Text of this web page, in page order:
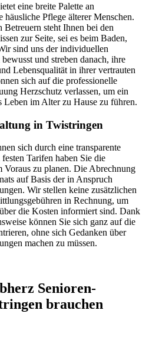
eine breite Palette an
häusliche Pflege älterer Menschen.
Betreuern steht Ihnen bei den
zur Seite, sei es beim Baden,
sind uns der individuellen
und streben danach, ihre
Lebensqualität in ihrer vertrauten
sich auf die professionelle
Herzschutz verlassen, um ein
Leben im Alter zu Hause zu führen.
in Twistringen
sich durch eine transparente
Tarifen haben Sie die
zu planen. Die Abrechnung
auf Basis der in Anspruch
Wir stellen keine zusätzlichen
in Rechnung, um
die Kosten informiert sind. Dank
können Sie sich ganz auf die
ohne sich Gedanken über
machen zu müssen.
Senioren­
brauchen